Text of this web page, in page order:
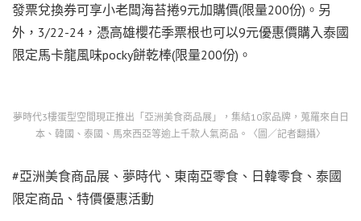
發票兌換券可享小老闆海苔捲9元加購價(限量200份)。另
外，3/22-24，憑高雄櫻花季票根也可以9元優惠價購入泰國
限定馬卡龍風味pocky餅乾棒(限量200份)。
夢時代3樓蛋型空間現正推出「亞洲美食商品展」，集結10家品牌，蒐羅來自日
本、韓國、泰國、馬來西亞等逾上千款人氣商品。〈圖／記者翻攝〉
#亞洲美食商品展、夢時代、東南亞零食、日韓零食、泰國
限定商品、特價優惠活動